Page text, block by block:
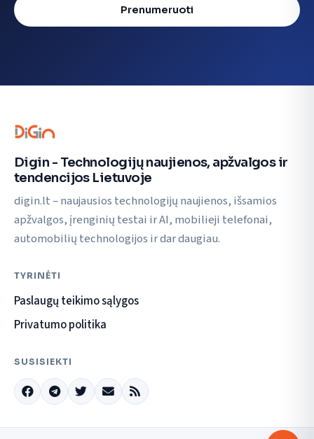
Prenumeruoti
Digin - Technologijų naujienos, apžvalgos ir
tendencijos Lietuvoje
digin.lt – naujausios technologijų naujienos, išsamios
apžvalgos, įrenginių testai ir AI, mobilieji telefonai,
automobilių technologijos ir dar daugiau.
TYRINĖTI
Paslaugų teikimo sąlygos
Privatumo politika
SUSISIEKTI